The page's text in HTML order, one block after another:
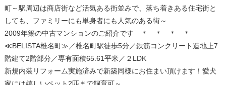
町～駅周辺は商店街など活気ある街並みで、落ち着きある住宅街と
しても、ファミリーにも単身者にも人気のある街～
2009年築の中古マンションのご紹介です ＊ ＊ ＊ ＊
≪BELISTA椎名町≫／椎名町駅徒歩5分／鉄筋コンクリート造地上7
階建て2階部分／専有面積65.61平米／２LDK
新規内装リフォーム実施済みで新築同様にお住まい頂けます！愛犬
家には嬉しいペット2匹まで飼育可～